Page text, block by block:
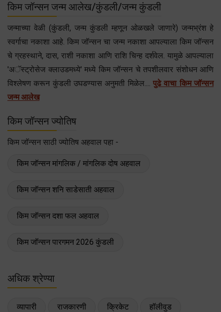
किम जॉन्सन जन्म आलेख/कुंडली/जन्म कुंडली
जन्माच्या वेळी (कुंडली, जन्म कुंडली म्हणून ओळखले जाणारे) जन्मभ्रंश हे
स्वर्गाचा नकाशा आहे. किम जॉन्सन चा जन्म नकाशा आपल्याला किम जॉन्सन
चे ग्रहस्थाने, दास, राशी नकाशा आणि राशि चिन्ह दर्शवेल. यामुळे आपल्याला
'अॅस्ट्रोसेज क्लाउडमध्ये' मध्ये किम जॉन्सन चे तपशीलवार संशोधन आणि
विश्लेषण करून कुंडली उघडण्यास अनुमती मिळेल.... पुढे वाचा किम जॉन्सन
जन्म आलेख
किम जॉन्सन ज्योतिष
किम जॉन्सन साठी ज्योतिष अहवाल पहा -
किम जॉन्सन मांगलिक / मांगलिक दोष अहवाल
किम जॉन्सन शनि साडेसाती अहवाल
किम जॉन्सन दशा फल अहवाल
किम जॉन्सन पारगमन 2026 कुंडली
अधिक श्रेण्या
व्यापारी राजकारणी क्रिकेट हॉलीवुड